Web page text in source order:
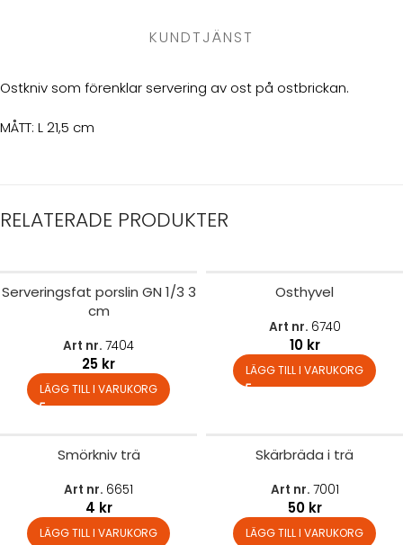
KUNDTJÄNST
Ostkniv som förenklar servering av ost på ostbrickan.
MÅTT: L 21,5 cm
RELATERADE PRODUKTER
Serveringsfat porslin GN 1/3 3
cm
Art nr. 7404
25 kr
LÄGG TILL I VARUKORG
Osthyvel
Art nr. 6740
10 kr
LÄGG TILL I VARUKORG
Smörkniv trä
Art nr. 6651
4 kr
LÄGG TILL I VARUKORG
Skärbräda i trä
Art nr. 7001
50 kr
LÄGG TILL I VARUKORG